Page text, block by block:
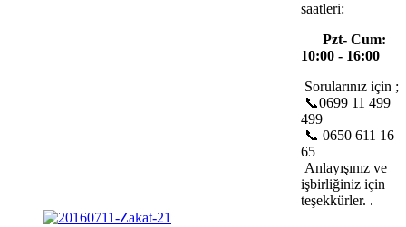
saatleri:
Pzt- Cum:
10:00 - 16:00
Sorularınız için ;
📞0699 11 499
499
📞 0650 611 16
65
Anlayışınız ve
işbirliğiniz için
teşekkürler. .